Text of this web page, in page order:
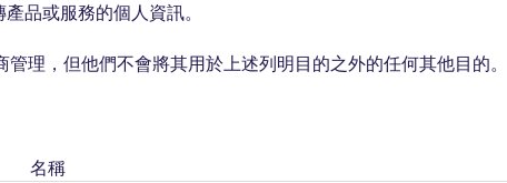
品或服務的個人資訊。
理，但他們不會將其用於上述列明目的之外的任何其他目的。
名稱